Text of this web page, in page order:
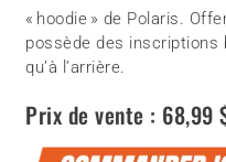
« hoodie » de Polaris.
possède des inscriptions
qu’à l’arrière.
Prix de vente : 68,99